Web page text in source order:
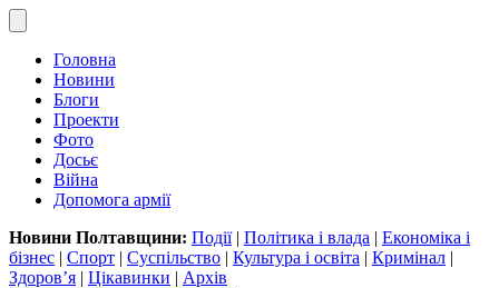
Головна
Новини
Блоги
Проекти
Фото
Досьє
Війна
Допомога армії
Новини Полтавщини: Події| Політика і влада | Економіка і
бізнес | Спорт | Суспільство | Культура і освіта | Кримінал |
Здоров’я | Цікавинки | Архів